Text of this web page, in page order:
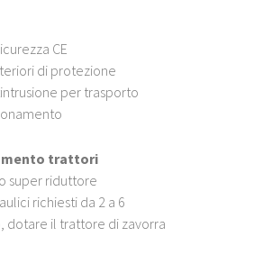
CE
di protezione
per trasporto
trattori
super riduttore
richiesti da 2 a 6
dotare il trattore di zavorra